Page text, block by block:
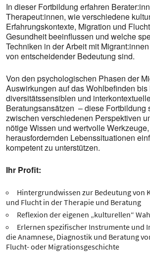
In dieser Fortbildung erfahren
Therapeut:innen, wie verschiedene
Erfahrungskontexte, Migration und
Gesundheit beeinflussen und welche
Techniken in der Arbeit mit
von entscheidender Bedeutung sind.
Von den psychologischen Phasen der
Auswirkungen auf das Wohlbefinden bis
diversitätssensiblen und
Beratungsansätzen – diese Fortbildung
zwischen verschiedenen Perspektiven
nötige Wissen und wertvolle
herausfordernden Lebenssituationen
kompetent zu unterstützen.
Ihr Profit:
Hintergrundwissen zur Bedeutung von
und Flucht in der Therapie und Beratung
Reflexion der eigenen „kulturellen“
Erlernen spezifischer Instrumente und
die Anamnese, Diagnostik und Beratung
Flucht- oder Migrationsgeschichte